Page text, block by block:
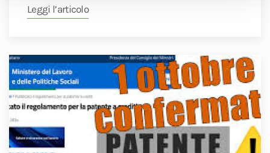
Leggi l’articolo